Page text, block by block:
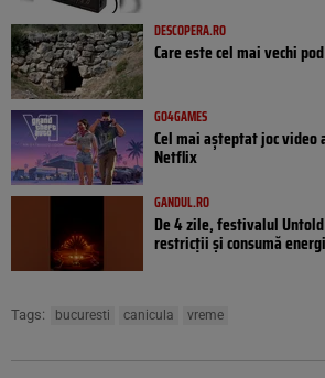
DESCOPERA.RO
Care este cel mai vechi
GO4GAMES
Cel mai așteptat joc
Netflix
GANDUL.RO
De 4 zile, festivalul
restricții și consumă
Tags: bucuresti canicula vreme